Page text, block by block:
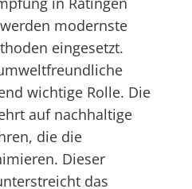
modernste
eingesetzt.
wichtige Rolle. Die
auf nachhaltige
die die
Dieser
das